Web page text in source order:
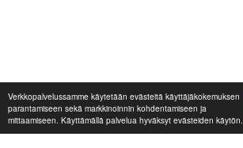
Verkkopalvelussamme käytetään evästeitä käyttäjäkokemuksen
parantamiseen sekä markkinoinnin kohdentamiseen ja
mittaamiseen. Käyttämällä palvelua hyväksyt evästeiden käytön.